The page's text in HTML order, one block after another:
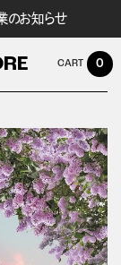
のお知らせ
0